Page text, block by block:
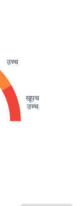
उच्च
खूपच
उच्च